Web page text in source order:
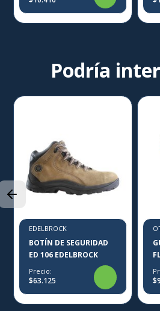
Podría
EDELBROCK
BOTÍN DE SEGURIDAD
ED 106 EDELBROCK
Precio:
$63.125